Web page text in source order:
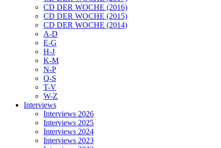
CD DER WOCHE (2016)
CD DER WOCHE (2015)
CD DER WOCHE (2014)
A-D
E-G
H-J
K-M
N-P
Q-S
T-V
W-Z
Interviews
Interviews 2026
Interviews 2025
Interviews 2024
Interviews 2023